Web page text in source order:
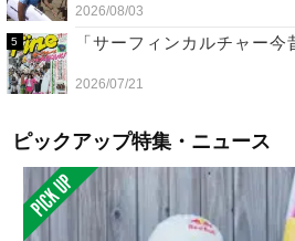
2026/08/03
「サーフィンカルチャー
2026/07/21
ピックアップ特集・ニュース